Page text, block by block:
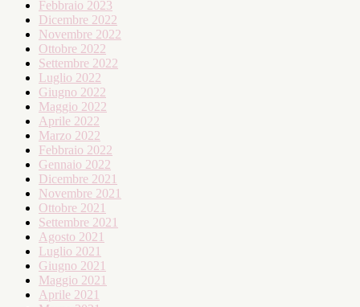
Febbraio 2023
Dicembre 2022
Novembre 2022
Ottobre 2022
Settembre 2022
Luglio 2022
Giugno 2022
Maggio 2022
Aprile 2022
Marzo 2022
Febbraio 2022
Gennaio 2022
Dicembre 2021
Novembre 2021
Ottobre 2021
Settembre 2021
Agosto 2021
Luglio 2021
Giugno 2021
Maggio 2021
Aprile 2021